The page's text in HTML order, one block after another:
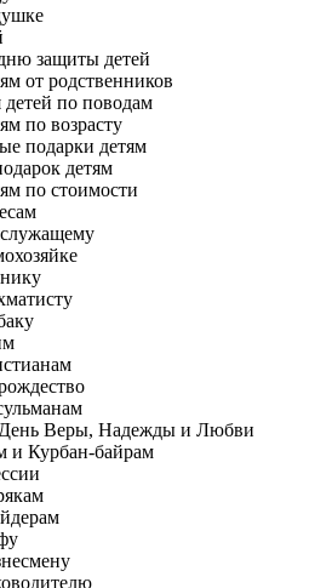
защиты детей
от родственников
по поводам
по возрасту
подарки детям
детям
по стоимости
Веры, Надежды и Любви
и Курбан-байрам